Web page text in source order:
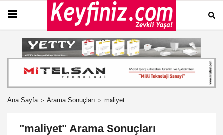
Ana Sayfa Arama Sonuçları maliyet
"maliyet" Arama Sonuçları